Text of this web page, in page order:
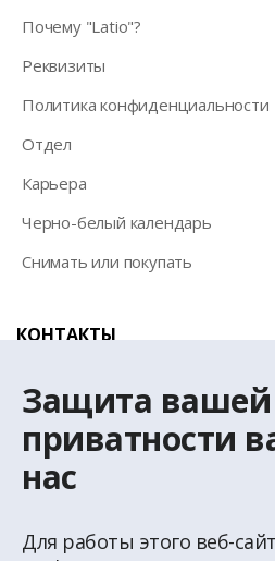
Защита вашей
приватности
нас
Для работы этого веб-
Почему "Latio"?
Pеквизиты
Политика конфиденциальности
Отдел
Карьера
Черно-белый календарь
Снимать или покупать
КОНТАКТЫ
+371 67 032 300